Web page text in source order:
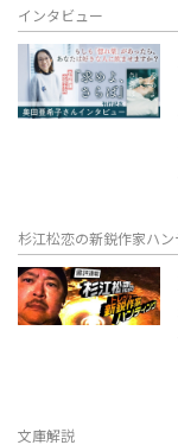
インタビュー
杉江松恋の新鋭作家ハン
文庫解説